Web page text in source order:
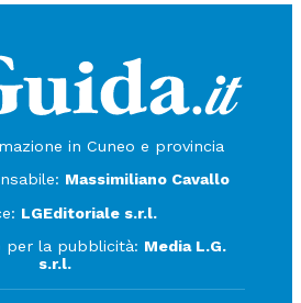
in Cuneo e provincia
Massimiliano Cavallo
LGEditoriale s.r.l.
per la pubblicità: Media L.G.
s.r.l.